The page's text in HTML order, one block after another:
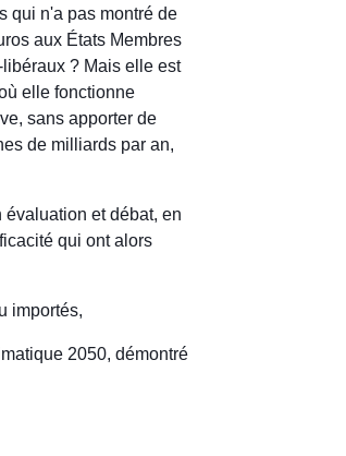
qui n'a pas montré de
aux États Membres
? Mais elle est
elle fonctionne
sans apporter de
de milliards par an,
et débat, en
qui ont alors
importés,
2050, démontré